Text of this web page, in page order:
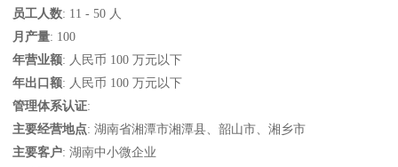
员工人数: 11 - 50 人
月产量: 100
年营业额: 人民币 100 万元以下
年出口额: 人民币 100 万元以下
管理体系认证:
主要经营地点: 湖南省湘潭市湘潭县、韶山市、湘乡市
主要客户: 湖南中小微企业